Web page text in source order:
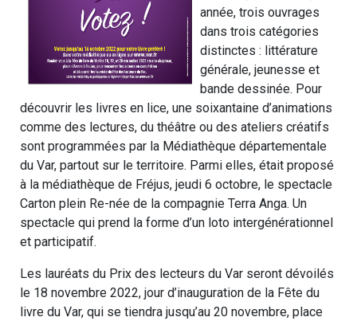
année, trois ouvrages
dans trois catégories
distinctes : littérature
générale, jeunesse et
bande dessinée. Pour
découvrir les livres en lice, une soixantaine d’animations
comme des lectures, du théâtre ou des ateliers créatifs
sont programmées par la Médiathèque départementale
du Var, partout sur le territoire. Parmi elles, était proposé
à la médiathèque de Fréjus, jeudi 6 octobre, le spectacle
Carton plein Re-née de la compagnie Terra Anga. Un
spectacle qui prend la forme d’un loto intergénérationnel
et participatif.
Les lauréats du Prix des lecteurs du Var seront dévoilés
le 18 novembre 2022, jour d’inauguration de la Fête du
livre du Var, qui se tiendra jusqu’au 20 novembre, place